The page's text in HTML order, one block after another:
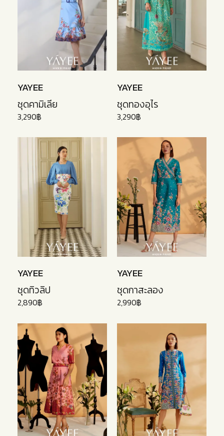
YAYEE
ชุดคามิเลีย
3,290฿
YAYEE
ชุดทองอุไร
3,290฿
YAYEE
ชุดทิวลิป
2,890฿
YAYEE
ชุดกาสะลอง
2,990฿